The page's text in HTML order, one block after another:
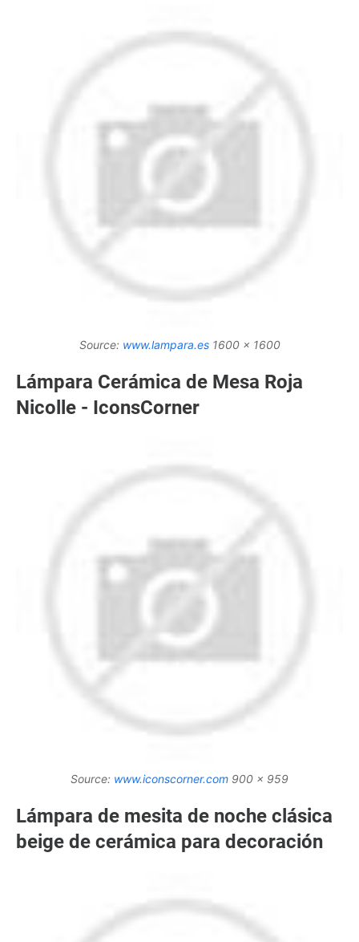
Source: www.lampara.es1600 x 1600
Lámpara Cerámica de Mesa Roja
Nicolle - IconsCorner
Source: www.iconscorner.com 900 x 959
Lámpara de mesita de noche clásica
beige de cerámica para decoración